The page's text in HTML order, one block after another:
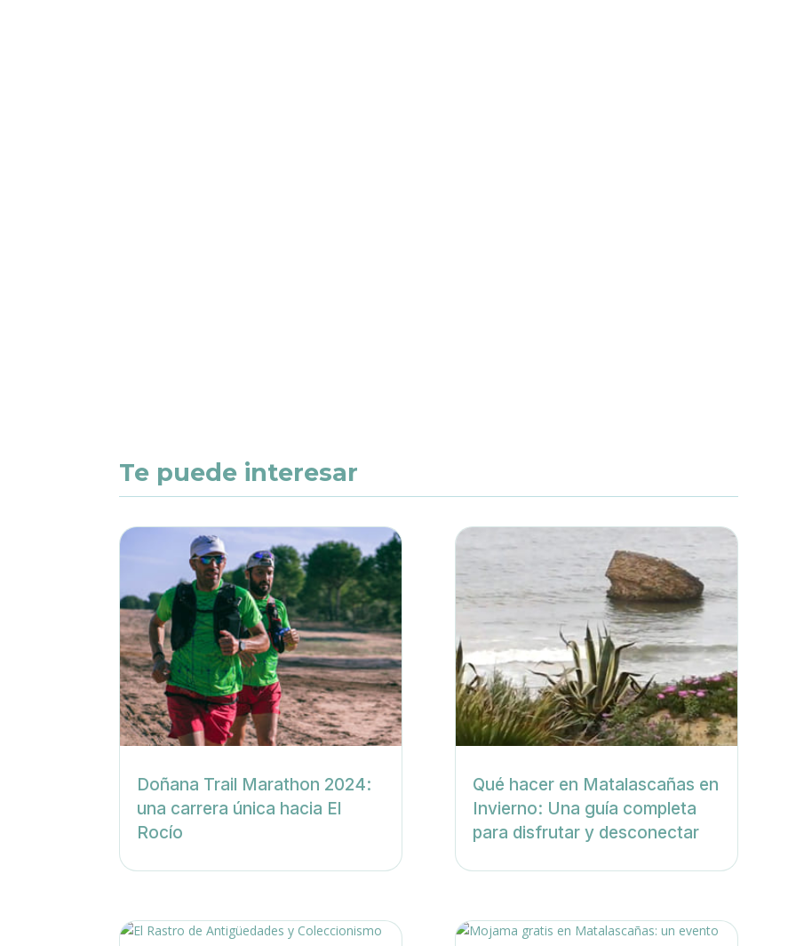
Te puede interesar
Doñana Trail Marathon 2024:
una carrera única hacia El
Rocío
Qué hacer en Matalascañas en
Invierno: Una guía completa
para disfrutar y desconectar